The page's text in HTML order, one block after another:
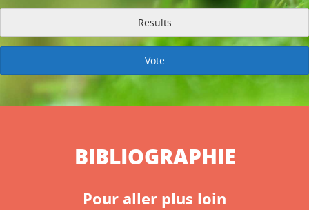
Results
Vote
BIBLIOGRAPHIE
Pour aller plus loin